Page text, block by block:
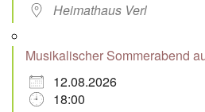
Heimathaus Verl
Musikalischer Sommerabend
12.08.2026
18:00